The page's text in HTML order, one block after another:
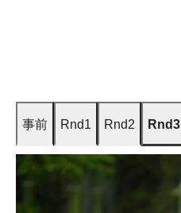
事前 Rnd1 Rnd2 Rnd3